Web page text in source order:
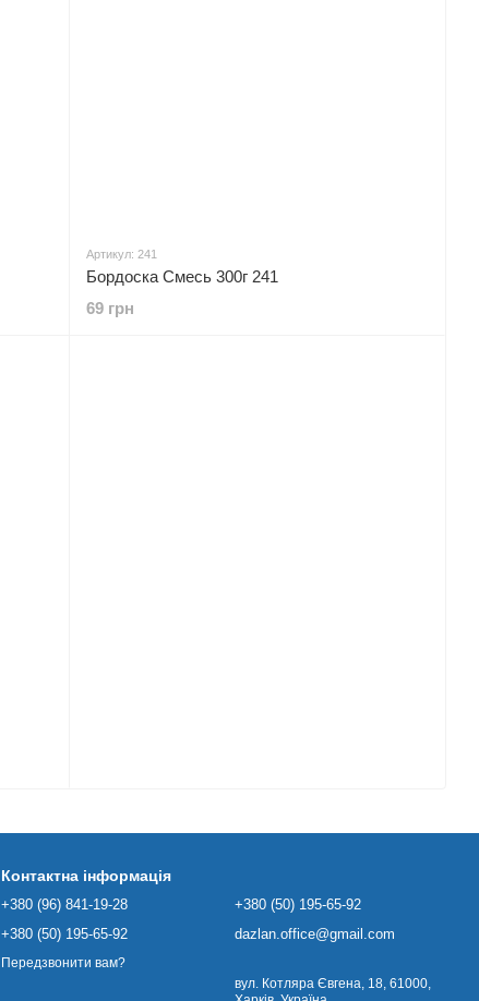
Артикул: 241
Бордоска Смесь 300г 241
69 грн
Контактна інформація
+380 (96) 841-19-28
+380 (50) 195-65-92
Передзвонити вам?
+380 (50) 195-65-92
dazlan.office@gmail.com
вул. Котляра Євгена, 18, 61000,